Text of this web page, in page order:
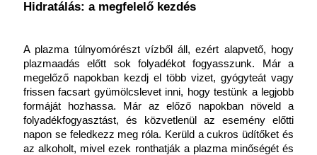
Hidratálás: a megfelelő kezdés
A plazma túlnyomórészt vízből áll, ezért alapvető, hogy
plazmaadás előtt sok folyadékot fogyasszunk. Már a
megelőző napokban kezdj el több vizet, gyógyteát vagy
frissen facsart gyümölcslevet inni, hogy testünk a legjobb
formáját hozhassa. Már az előző napokban növeld a
folyadékfogyasztást, és közvetlenül az esemény előtti
napon se feledkezz meg róla. Kerüld a cukros üdítőket és
az alkoholt, mivel ezek ronthatják a plazma minőségét és